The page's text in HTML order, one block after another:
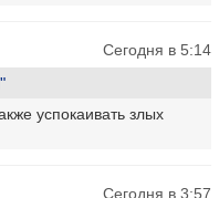
Сегодня в 5:14
успокаивать злых
Сегодня в 3:57